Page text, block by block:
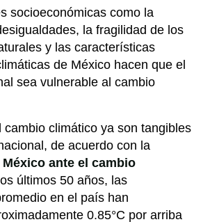
socioeconómicas como la
la fragilidad de los
y las características
de México hacen que el
sea vulnerable al cambio
cambio climático ya son tangibles
de acuerdo con la
México ante el cambio
últimos 50 años, las
en el país han
0.85°C por arriba